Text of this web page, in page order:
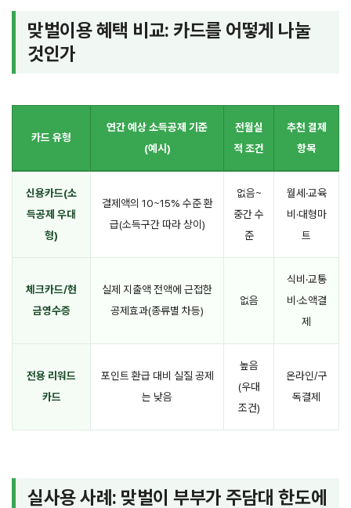
맞벌이용 혜택 비교: 카드를 어떻게 나눌
것인가
카드 유형
연간 예상 소득공제 기준
(예시)
전월실
적 조건
추천 결제
항목
신용카드(소
득공제 우대
형)
결제액의 10~15% 수준 환
급(소득구간 따라 상이)
없음~
중간 수
준
월세·교육
비·대형마
트
체크카드/현
금영수증
실제 지출액 전액에 근접한
공제효과(종류별 차등)
없음
식비·교통
비·소액결
제
전용 리워드
카드
포인트 환급 대비 실질 공제
는 낮음
높음
(우대
조건)
온라인/구
독결제
실사용 사례: 맞벌이 부부가 주담대 한도에